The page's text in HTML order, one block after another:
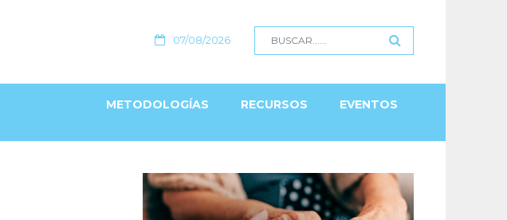
07/08/2026
METODOLOGÍAS RECURSOS EVENTOS